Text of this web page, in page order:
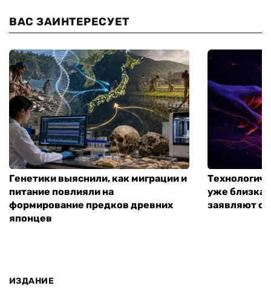
ВАС ЗАИНТЕРЕСУЕТ
Генетики выяснили, как миграции и
питание повлияли на
формирование предков древних
японцев
уже близка:
заявляют о
ИЗДАНИЕ